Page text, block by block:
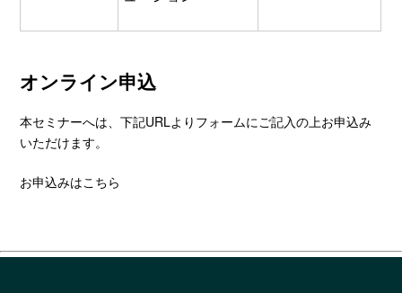
オンライン申込
本セミナーへは、下記URLよりフォームにご記入の上お申込み
いただけます。
お申込みはこちら